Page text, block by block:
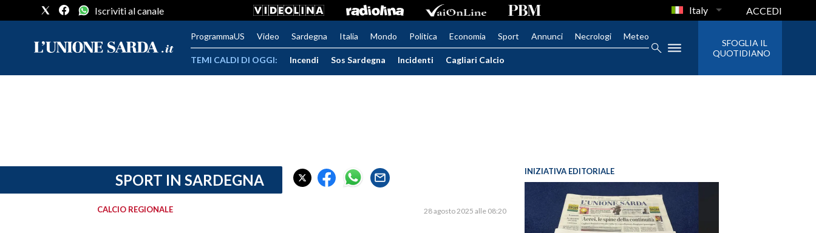
Iscriviti al canale Italy ACCEDI
ProgrammaUS Video Sardegna Italia Mondo Politica Economia Sport Annunci Necrologi Meteo
TEMI CALDI DI OGGI: Incendi Sos Sardegna Incidenti Cagliari Calcio
SFOGLIA IL
QUOTIDIANO
SPORT IN SARDEGNA
CALCIO REGIONALE 28 agosto 2025 alle 08:20
INIZIATIVA EDITORIALE